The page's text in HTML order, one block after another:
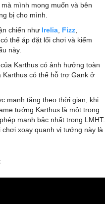
mình mong muốn và bên
bị cho mình.
chiến như Irelia, Fizz,
thể áp đặt lối chơi và kiểm
này.
Karthus có ảnh hưởng toàn
Karthus có thể hỗ trợ Gank ở
mạnh tăng theo thời gian, khi
tướng Karthus là một trong
mạnh bậc nhất trong LMHT.
xoay quanh vị tướng này là